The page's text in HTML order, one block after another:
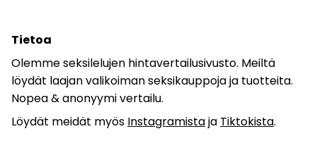
Tietoa
Olemme seksilelujen hintavertailusivusto. Meiltä
löydät laajan valikoiman seksikauppoja ja tuotteita.
Nopea & anonyymi vertailu.
Löydät meidät myös Instagramistaja Tiktokista.